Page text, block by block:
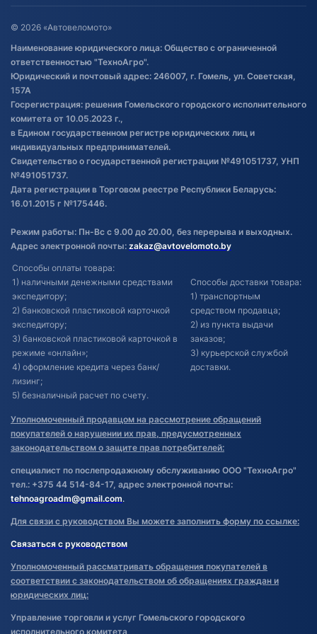
Оставить отзыв
Договор публичной оферты
Обработка файлов cookie
Постановка транспорта на учет
Обновления в ЭПТС 2024
© 2026 «Автовеломото»
Наименование юридического лица: Общество с ограниченной
ответственностью "ТехноАгро".
Юридический и почтовый адрес: 246007, г. Гомель, ул. Советская,
157А
Госрегистрация: решения Гомельского городского исполнительного
комитета от 10.05.2023 г.,
в Едином государственном регистре юридических лиц и
индивидуальных предпринимателей.
Свидетельство о государственной регистрации №491051737, УНП
№491051737.
Дата регистрации в Торговом реестре Республики Беларусь:
16.01.2015 г №175446.
Режим работы: Пн-Вс с 9.00 до 20.00, без перерыва и выходных.
Адрес электронной почты: zakaz@avtovelomoto.by
Способы оплаты товара:
1) наличными денежными средствами
экспедитору;
2) банковской пластиковой карточкой
экспедитору;
3) банковской пластиковой карточкой в
режиме «онлайн»;
4) оформление кредита через банк/
лизинг;
5) безналичный расчет по счету.
Способы доставки товара:
1) транспортным
средством продавца;
2) из пункта выдачи
заказов;
3) курьерской службой
доставки.
Уполномоченный продавцом на рассмотрение обращений
покупателей о нарушении их прав, предусмотренных
законодательством о защите прав потребителей:
специалист по послепродажному обслуживанию ООО "ТехноАгро"
тел.: +375 44 514-84-17, адрес электронной почты:
tehnoagroadm@gmail.com.
Для связи с руководством Вы можете заполнить форму по ссылке:
Связаться с руководством
Уполномоченный рассматривать обращения покупателей в
соответствии с законодательством об обращениях граждан и
юридических лиц:
Управление торговли и услуг Гомельского городского
исполнительного комитета